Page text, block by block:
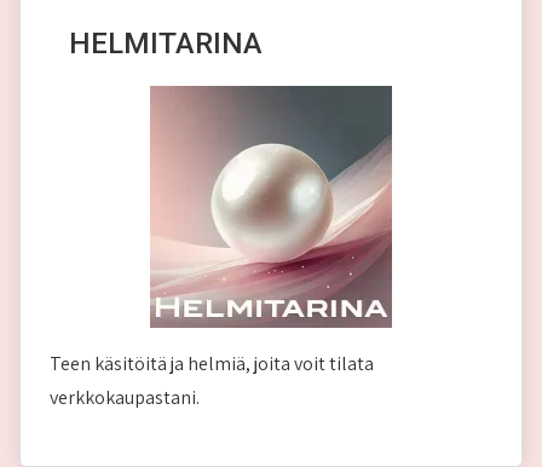
HELMITARINA
Teen käsitöitä ja helmiä, joita voit tilata
verkkokaupastani.